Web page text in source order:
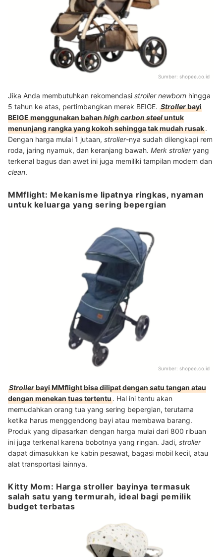
Sumber: shopee.co.id
Jika Anda membutuhkan rekomendasi stroller newborn hingga
5 tahun ke atas, pertimbangkan merek BEIGE. Strollerbayi
BEIGE menggunakan bahanhigh carbon steeluntuk
menunjang rangka yang kokoh sehingga tak mudah rusak.
Dengan harga mulai 1 jutaan, stroller-nya sudah dilengkapi rem
roda, jaring nyamuk, dan keranjang bawah. Merk strolleryang
terkenal bagus dan awet ini juga memiliki tampilan modern dan
clean.
MMflight: Mekanisme lipatnya ringkas, nyaman
untuk keluarga yang sering bepergian
Sumber: shopee.co.id
Strollerbayi MMflight bisa dilipat dengan satu tangan atau
dengan menekan tuas tertentu. Hal ini tentu akan
memudahkan orang tua yang sering bepergian, terutama
ketika harus menggendong bayi atau membawa barang.
Produk yang dipasarkan dengan harga mulai dari 800 ribuan
ini juga terkenal karena bobotnya yang ringan. Jadi, stroller
dapat dimasukkan ke kabin pesawat, bagasi mobil kecil, atau
alat transportasi lainnya.
Kitty Mom: Harga stroller bayinya termasuk
salah satu yang termurah, ideal bagi pemilik
budget terbatas